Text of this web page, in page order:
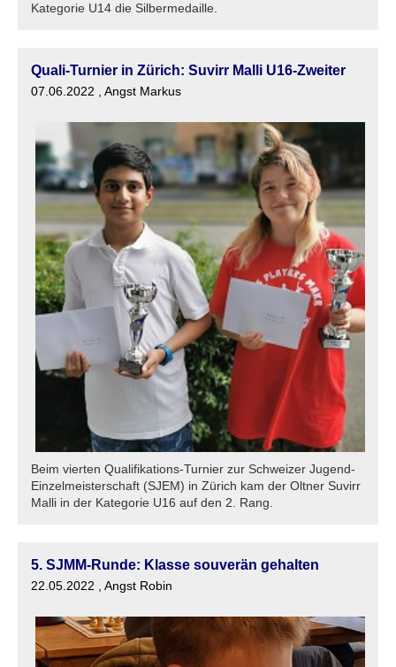
Kategorie U14 die Silbermedaille.
Quali-Turnier in Zürich: Suvirr Malli U16-Zweiter
07.06.2022 , Angst Markus
Beim vierten Qualifikations-Turnier zur Schweizer Jugend-
Einzelmeisterschaft (SJEM) in Zürich kam der Oltner Suvirr
Malli in der Kategorie U16 auf den 2. Rang.
5. SJMM-Runde: Klasse souverän gehalten
22.05.2022 , Angst Robin